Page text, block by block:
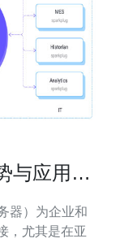
与应用场
器）为企业和
，尤其是在亚